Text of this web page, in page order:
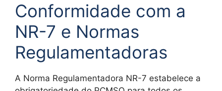
Conformidade com a
NR-7 e Normas
Regulamentadoras
A Norma Regulamentadora NR-7 estabelece a